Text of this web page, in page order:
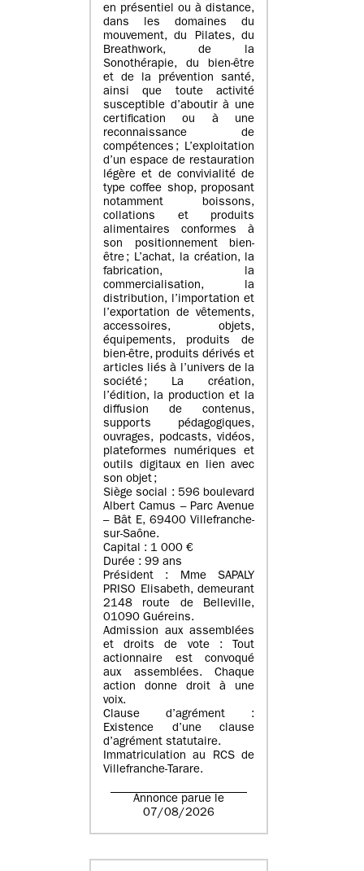
en présentiel ou à distance,
dans les domaines du
mouvement, du Pilates, du
Breathwork, de la
Sonothérapie, du bien-être
et de la prévention santé,
ainsi que toute activité
susceptible d’aboutir à une
certification ou à une
reconnaissance de
compétences ; L’exploitation
d’un espace de restauration
légère et de convivialité de
type coffee shop, proposant
notamment boissons,
collations et produits
alimentaires conformes à
son positionnement bien-
être ; L’achat, la création, la
fabrication, la
commercialisation, la
distribution, l’importation et
l’exportation de vêtements,
accessoires, objets,
équipements, produits de
bien-être, produits dérivés et
articles liés à l’univers de la
société ; La création,
l’édition, la production et la
diffusion de contenus,
supports pédagogiques,
ouvrages, podcasts, vidéos,
plateformes numériques et
outils digitaux en lien avec
son objet ;
Siège social : 596 boulevard
Albert Camus – Parc Avenue
– Bât E, 69400 Villefranche-
sur-Saône.
Capital : 1 000 €
Durée : 99 ans
Président : Mme SAPALY
PRISO Elisabeth, demeurant
2148 route de Belleville,
01090 Guéreins.
Admission aux assemblées
et droits de vote : Tout
actionnaire est convoqué
aux assemblées. Chaque
action donne droit à une
voix.
Clause d’agrément :
Existence d’une clause
d’agrément statutaire.
Immatriculation au RCS de
Villefranche-Tarare.
Annonce parue le
07/08/2026